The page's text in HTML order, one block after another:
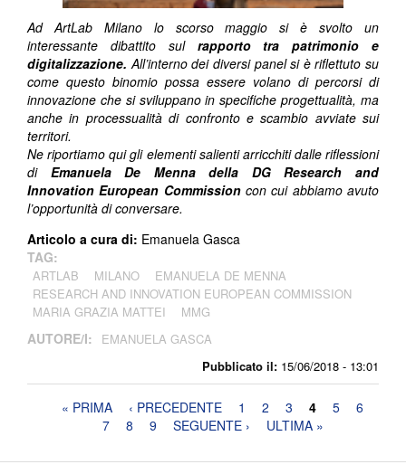
Pubblicato il: 15/06/2018 - 13:01
Ad ArtLab Milano lo scorso maggio si è svolto un
interessante dibattito sul rapporto tra patrimonio e
digitalizzazione. All’interno dei diversi panel si è riflettuto su
come questo binomio possa essere volano di percorsi di
innovazione che si sviluppano in specifiche progettualità, ma
anche in processualità di confronto e scambio avviate sui
territori.
Ne riportiamo qui gli elementi salienti arricchiti dalle riflessioni
di Emanuela De Menna della DG Research and
Innovation European Commissioncon cui abbiamo avuto
l’opportunità di conversare.
Articolo a cura di: Emanuela Gasca
TAG:
ARTLAB MILANO
EMANUELA DE MENNA
RESEARCH AND INNOVATION EUROPEAN COMMISSION
MARIA GRAZIA MATTEI
MMG
AUTORE/I: EMANUELA GASCA
Pagine« PRIMA ‹ PRECEDENTE 1 2 3 4 5
6
7
8 9 SEGUENTE › ULTIMA »